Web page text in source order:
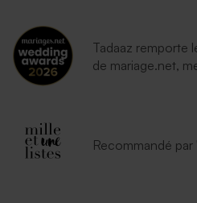
Tadaaz remporte
de mariage.net,
Recommandé